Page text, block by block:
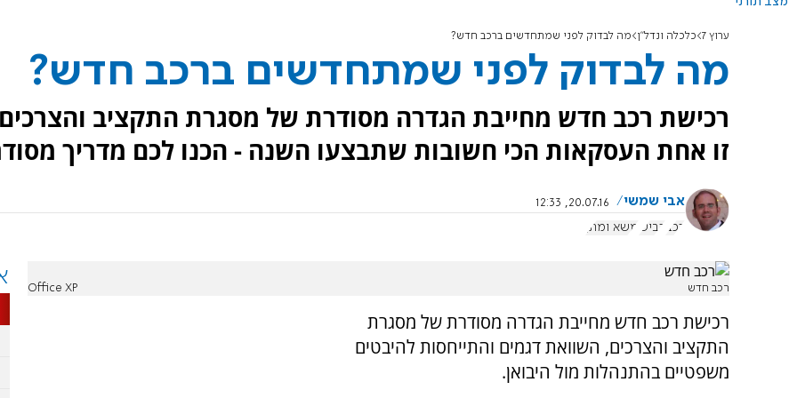
ערוץ 7 כלכלה ונדל"ן מה לבדוק לפני שמתחדשים ברכב חדש?
מה לבדוק לפני שמתחדשים ברכב חדש?
רכישת רכב חדש מחייבת הגדרה מסודרת של מסגרת התקציב
זו אחת העסקאות הכי חשובות שתבצעו השנה - הכנו לכם מדריך
אבי שמשי
20.07.16, 12:33
רכב כביש משא ומתן
רכב חדש Office XP
רכישת רכב חדש מחייבת הגדרה מסודרת של מסגרת
התקציב והצרכים, השוואת דגמים והתייחסות להיבטים
משפטיים בהתנהלות מול היבואן.